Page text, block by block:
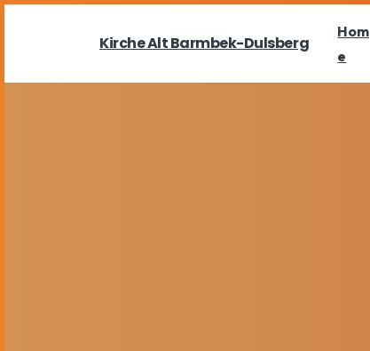
Kirche Alt Barmbek-Dulsberg
Hom
e